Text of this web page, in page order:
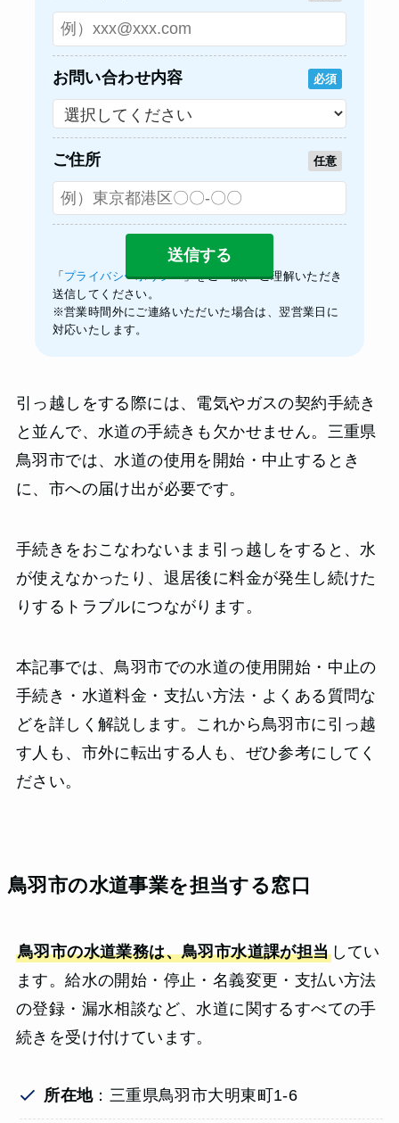
お問い合わせ内容 必須
ご住所 任意
「 プライバシーポリシー」をご一読、 ご理解いただき
送信してください。
※営業時間外にご連絡いただいた場合は、翌営業日に
対応いたします。
引っ越しをする際には、電気やガスの契約手続き
と並んで、水道の手続きも欠かせません。三重県
鳥羽市では、水道の使用を開始・中止するとき
に、市への届け出が必要です。
手続きをおこなわないまま引っ越しをすると、水
が使えなかったり、退居後に料金が発生し続けた
りするトラブルにつながります。
本記事では、鳥羽市での水道の使用開始・中止の
手続き・水道料金・支払い方法・よくある質問な
どを詳しく解説します。これから鳥羽市に引っ越
す人も、市外に転出する人も、ぜひ参考にしてく
ださい。
鳥羽市の水道事業を担当する窓口
鳥羽市の水道業務は、鳥羽市水道課が担当してい
ます。給水の開始・停止・名義変更・支払い方法
の登録・漏水相談など、水道に関するすべての手
続きを受け付けています。
所在地：三重県鳥羽市大明東町1-6